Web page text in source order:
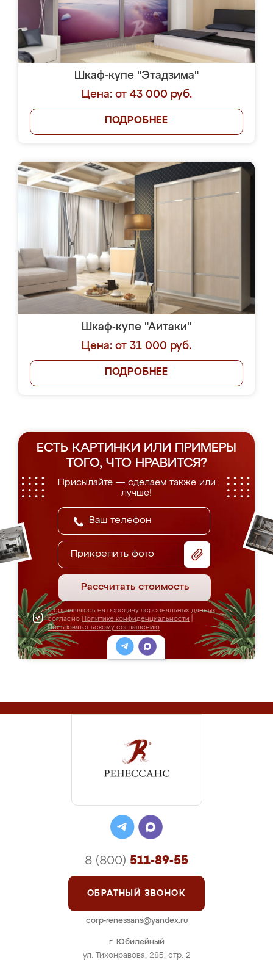
Шкаф-купе "Этадзима"
Цена: от 43 000 руб.
ПОДРОБНЕЕ
Шкаф-купе "Аитаки"
Цена: от 31 000 руб.
ПОДРОБНЕЕ
ЕСТЬ КАРТИНКИ ИЛИ ПРИМЕРЫ
ТОГО, ЧТО НРАВИТСЯ?
Присылайте — сделаем также или
лучше!
Прикрепить фото
Рассчитать стоимость
Я соглашаюсь на передачу персональных данных
согласно Политике конфиденциальности
Пользовательскому соглашению
г. Юбилейный
ул. Тихонравова, 28Б, стр. 2
8 (800) 511-89-55
ОБРАТНЫЙ ЗВОНОК
corp-renessans@yandex.ru